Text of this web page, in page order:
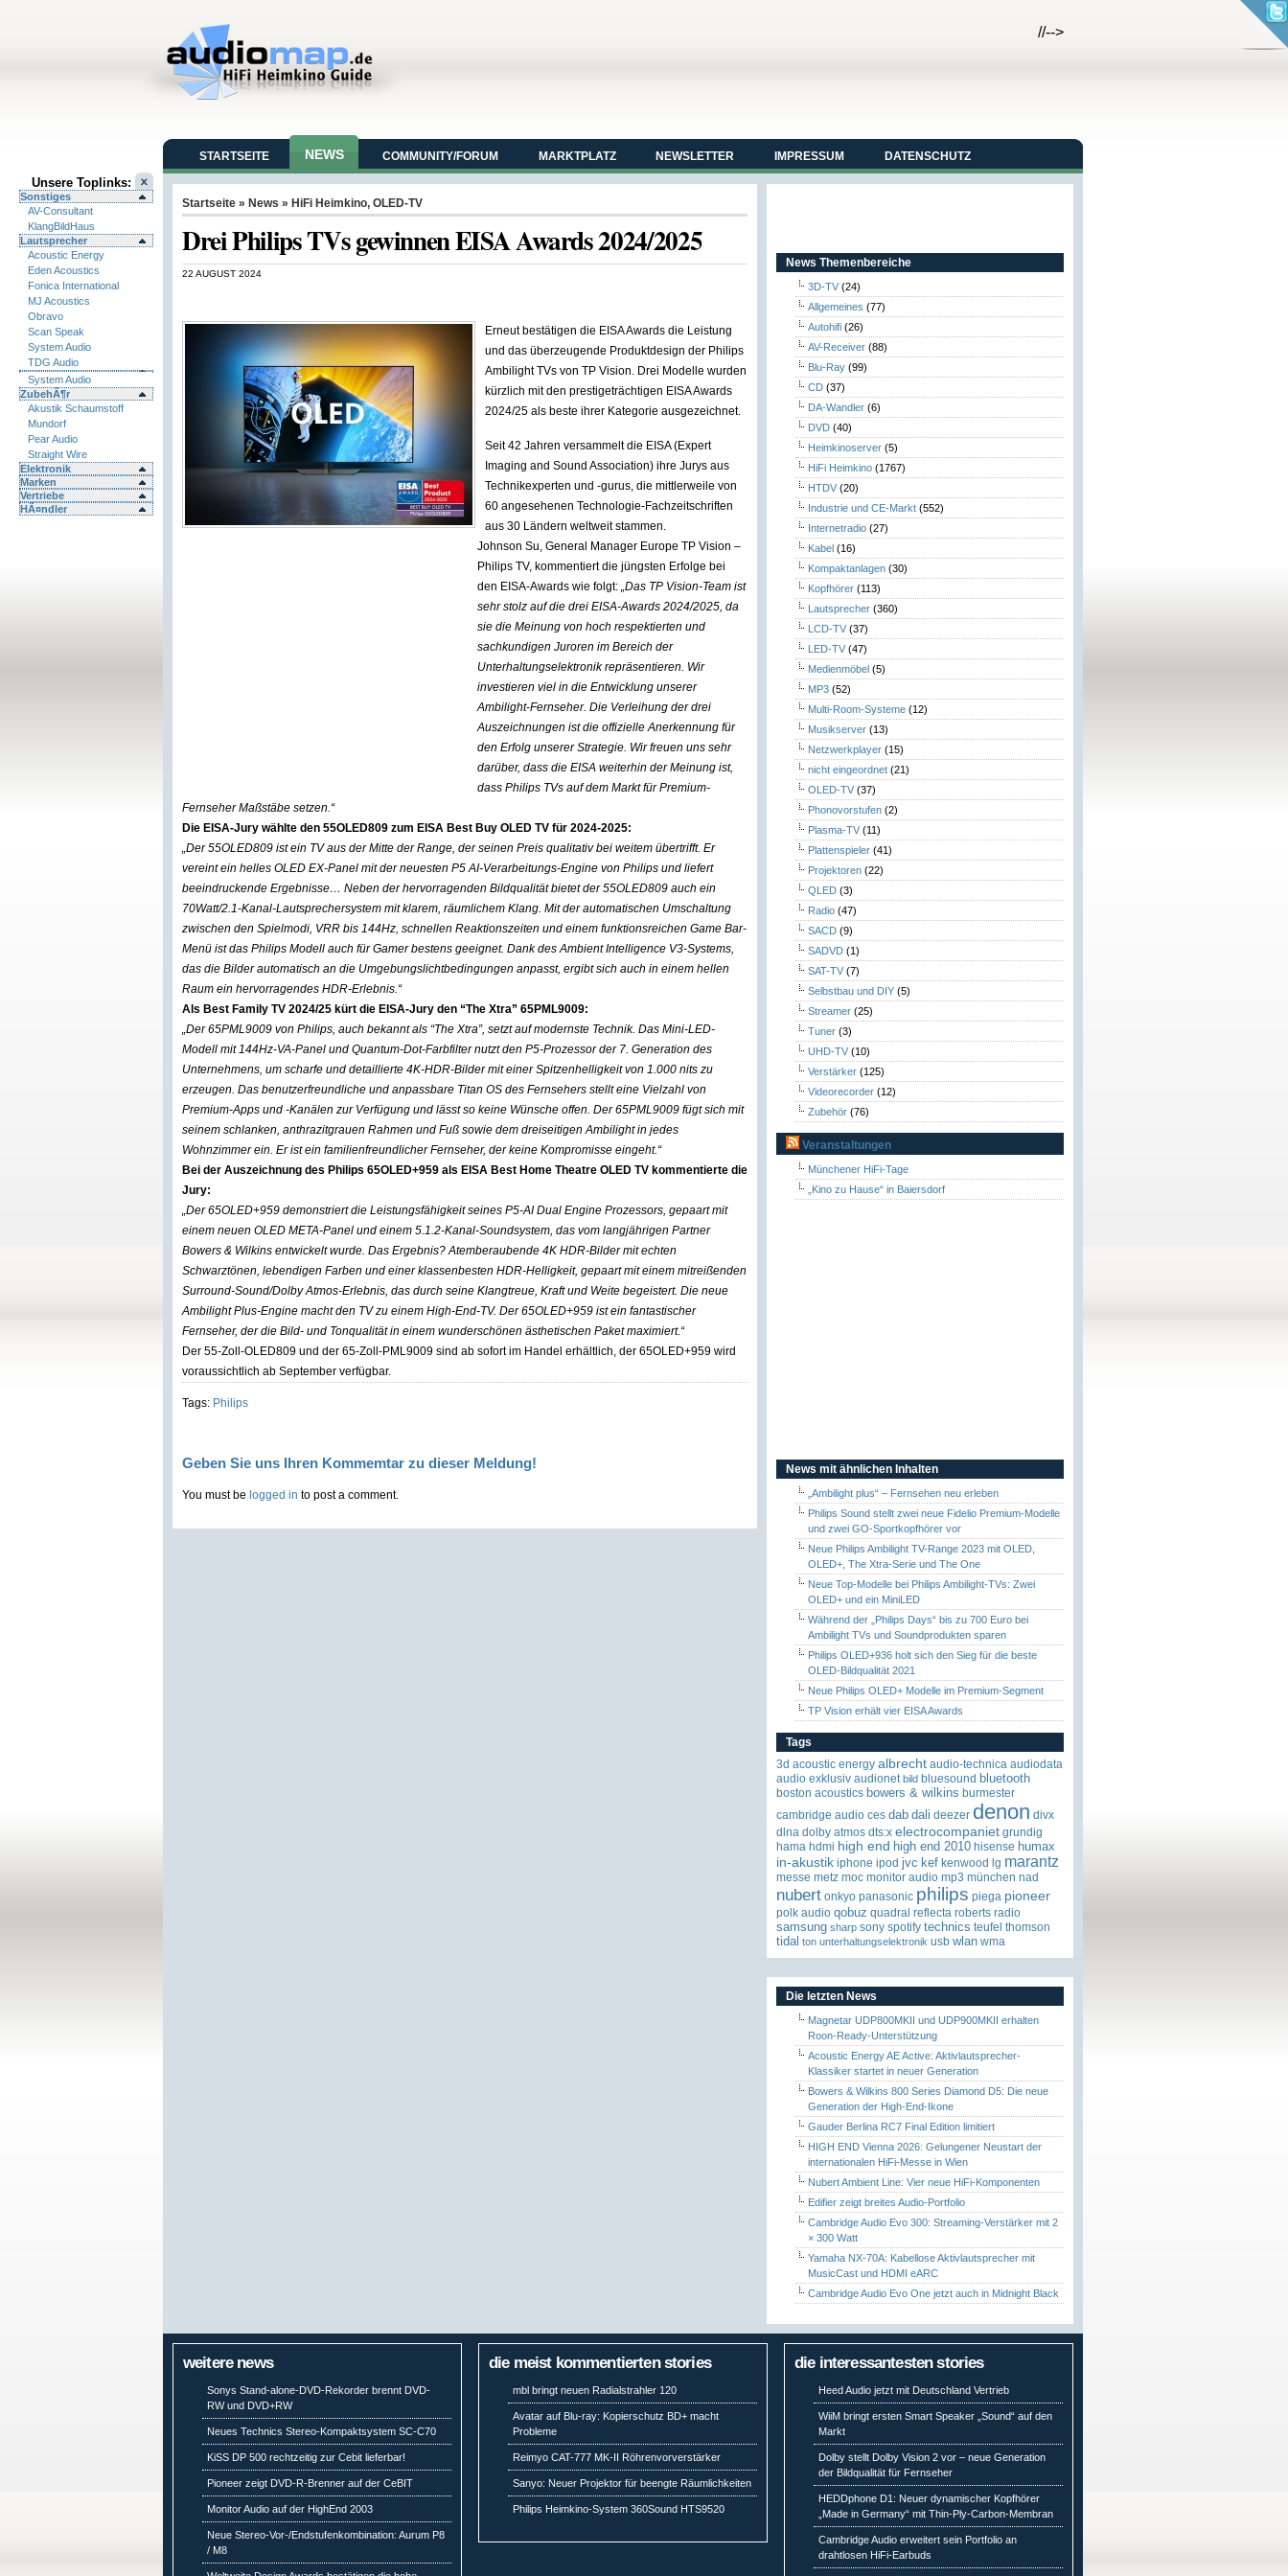
//-->
Unsere Toplinks:
Sonstiges
AV-Consultant
KlangBildHaus
Lautsprecher
Acoustic Energy
Eden Acoustics
Fonica International
MJ Acoustics
Obravo
Scan Speak
System Audio
TDG Audio
System Audio
ZubehÃ¶r
Akustik Schaumstoff
Mundorf
Pear Audio
Straight Wire
Elektronik
Marken
Vertriebe
HÃ¤ndler
STARTSEITE NEWS COMMUNITY/FORUM MARKTPLATZ NEWSLETTER IMPRESSUM DATENSCHUTZ
Startseite » News » HiFi Heimkino, OLED-TV
Drei Philips TVs gewinnen EISA Awards 2024/2025
22 AUGUST 2024
Erneut bestätigen die EISA Awards die Leistung
und das überzeugende Produktdesign der Philips
Ambilight TVs von TP Vision. Drei Modelle wurden
kürzlich mit den prestigeträchtigen EISA Awards
2024/25 als beste ihrer Kategorie ausgezeichnet.
Seit 42 Jahren versammelt die EISA (Expert
Imaging and Sound Association) ihre Jurys aus
Technikexperten und -gurus, die mittlerweile von
60 angesehenen Technologie-Fachzeitschriften
aus 30 Ländern weltweit stammen.
Johnson Su, General Manager Europe TP Vision –
Philips TV, kommentiert die jüngsten Erfolge bei
den EISA-Awards wie folgt: „Das TP Vision-Team ist
sehr stolz auf die drei EISA-Awards 2024/2025, da
sie die Meinung von hoch respektierten und
sachkundigen Juroren im Bereich der
Unterhaltungselektronik repräsentieren. Wir
investieren viel in die Entwicklung unserer
Ambilight-Fernseher. Die Verleihung der drei
Auszeichnungen ist die offizielle Anerkennung für
den Erfolg unserer Strategie. Wir freuen uns sehr
darüber, dass die EISA weiterhin der Meinung ist,
dass Philips TVs auf dem Markt für Premium-
Fernseher Maßstäbe setzen.“
Die EISA-Jury wählte den 55OLED809 zum EISA Best Buy OLED TV für 2024-2025:
„Der 55OLED809 ist ein TV aus der Mitte der Range, der seinen Preis qualitativ bei weitem übertrifft. Er
vereint ein helles OLED EX-Panel mit der neuesten P5 AI-Verarbeitungs-Engine von Philips und liefert
beeindruckende Ergebnisse… Neben der hervorragenden Bildqualität bietet der 55OLED809 auch ein
70Watt/2.1-Kanal-Lautsprechersystem mit klarem, räumlichem Klang. Mit der automatischen Umschaltung
zwischen den Spielmodi, VRR bis 144Hz, schnellen Reaktionszeiten und einem funktionsreichen Game Bar-
Menü ist das Philips Modell auch für Gamer bestens geeignet. Dank des Ambient Intelligence V3-Systems,
das die Bilder automatisch an die Umgebungslichtbedingungen anpasst, ergibt sich auch in einem hellen
Raum ein hervorragendes HDR-Erlebnis.“
Als Best Family TV 2024/25 kürt die EISA-Jury den “The Xtra” 65PML9009:
„Der 65PML9009 von Philips, auch bekannt als “The Xtra”, setzt auf modernste Technik. Das Mini-LED-
Modell mit 144Hz-VA-Panel und Quantum-Dot-Farbfilter nutzt den P5-Prozessor der 7. Generation des
Unternehmens, um scharfe und detaillierte 4K-HDR-Bilder mit einer Spitzenhelligkeit von 1.000 nits zu
erzeugen. Das benutzerfreundliche und anpassbare Titan OS des Fernsehers stellt eine Vielzahl von
Premium-Apps und -Kanälen zur Verfügung und lässt so keine Wünsche offen. Der 65PML9009 fügt sich mit
seinem schlanken, anthrazitgrauen Rahmen und Fuß sowie dem dreiseitigen Ambilight in jedes
Wohnzimmer ein. Er ist ein familienfreundlicher Fernseher, der keine Kompromisse eingeht.“
Bei der Auszeichnung des Philips 65OLED+959 als EISA Best Home Theatre OLED TV kommentierte die
Jury:
„Der 65OLED+959 demonstriert die Leistungsfähigkeit seines P5-AI Dual Engine Prozessors, gepaart mit
einem neuen OLED META-Panel und einem 5.1.2-Kanal-Soundsystem, das vom langjährigen Partner
Bowers & Wilkins entwickelt wurde. Das Ergebnis? Atemberaubende 4K HDR-Bilder mit echten
Schwarztönen, lebendigen Farben und einer klassenbesten HDR-Helligkeit, gepaart mit einem mitreißenden
Surround-Sound/Dolby Atmos-Erlebnis, das durch seine Klangtreue, Kraft und Weite begeistert. Die neue
Ambilight Plus-Engine macht den TV zu einem High-End-TV. Der 65OLED+959 ist ein fantastischer
Fernseher, der die Bild- und Tonqualität in einem wunderschönen ästhetischen Paket maximiert.“
Der 55-Zoll-OLED809 und der 65-Zoll-PML9009 sind ab sofort im Handel erhältlich, der 65OLED+959 wird
voraussichtlich ab September verfügbar.
Tags: Philips
Geben Sie uns Ihren Kommemtar zu dieser Meldung!
You must be logged in to post a comment.
News Themenbereiche
3D-TV (24)
Allgemeines (77)
Autohifi (26)
AV-Receiver (88)
Blu-Ray (99)
CD (37)
DA-Wandler (6)
DVD (40)
Heimkinoserver (5)
HiFi Heimkino (1767)
HTDV (20)
Industrie und CE-Markt (552)
Internetradio (27)
Kabel (16)
Kompaktanlagen (30)
Kopfhörer (113)
Lautsprecher (360)
LCD-TV (37)
LED-TV (47)
Medienmöbel (5)
MP3 (52)
Multi-Room-Systeme (12)
Musikserver (13)
Netzwerkplayer (15)
nicht eingeordnet (21)
OLED-TV (37)
Phonovorstufen (2)
Plasma-TV (11)
Plattenspieler (41)
Projektoren (22)
QLED (3)
Radio (47)
SACD (9)
SADVD (1)
SAT-TV (7)
Selbstbau und DIY (5)
Streamer (25)
Tuner (3)
UHD-TV (10)
Verstärker (125)
Videorecorder (12)
Zubehör (76)
Veranstaltungen
Münchener HiFi-Tage
„Kino zu Hause“ in Baiersdorf
News mit ähnlichen Inhalten
„Ambilight plus“ – Fernsehen neu erleben
Philips Sound stellt zwei neue Fidelio Premium-Modelle
und zwei GO-Sportkopfhörer vor
Neue Philips Ambilight TV-Range 2023 mit OLED,
OLED+, The Xtra-Serie und The One
Neue Top-Modelle bei Philips Ambilight-TVs: Zwei
OLED+ und ein MiniLED
Während der „Philips Days“ bis zu 700 Euro bei
Ambilight TVs und Soundprodukten sparen
Philips OLED+936 holt sich den Sieg für die beste
OLED-Bildqualität 2021
Neue Philips OLED+ Modelle im Premium-Segment
TP Vision erhält vier EISA Awards
Tags
3d acoustic energy albrecht audio-technica audiodata
audio exklusiv audionet bild bluesound bluetooth
boston acoustics bowers & wilkins burmester
cambridge audio ces dab dali deezer denon divx
dlna dolby atmos dts:x electrocompaniet grundig
hama hdmi high end high end 2010 hisense humax
in-akustik iphone ipod jvc kef kenwood lg marantz
messe metz moc monitor audio mp3 münchen nad
nubert onkyo panasonic philips piega pioneer
polk audio qobuz quadral reflecta roberts radio
samsung sharp sony spotify technics teufel thomson
tidal ton unterhaltungselektronik usb wlan wma
Die letzten News
Magnetar UDP800MKII und UDP900MKII erhalten
Roon-Ready-Unterstützung
Acoustic Energy AE Active: Aktivlautsprecher-
Klassiker startet in neuer Generation
Bowers & Wilkins 800 Series Diamond D5: Die neue
Generation der High-End-Ikone
Gauder Berlina RC7 Final Edition limitiert
HIGH END Vienna 2026: Gelungener Neustart der
internationalen HiFi-Messe in Wien
Nubert Ambient Line: Vier neue HiFi-Komponenten
Edifier zeigt breites Audio-Portfolio
Cambridge Audio Evo 300: Streaming-Verstärker mit 2
× 300 Watt
Yamaha NX-70A: Kabellose Aktivlautsprecher mit
MusicCast und HDMI eARC
Cambridge Audio Evo One jetzt auch in Midnight Black
weitere news
Sonys Stand-alone-DVD-Rekorder brennt DVD-
RW und DVD+RW
Neues Technics Stereo-Kompaktsystem SC-C70
KiSS DP 500 rechtzeitig zur Cebit lieferbar!
Pioneer zeigt DVD-R-Brenner auf der CeBIT
Monitor Audio auf der HighEnd 2003
Neue Stereo-Vor-/Endstufenkombination: Aurum P8
/ M8
die meist kommentierten stories
mbl bringt neuen Radialstrahler 120
Avatar auf Blu-ray: Kopierschutz BD+ macht
Probleme
Reimyo CAT-777 MK-II Röhrenvorverstärker
Sanyo: Neuer Projektor für beengte Räumlichkeiten
Philips Heimkino-System 360Sound HTS9520
die interessantesten stories
Heed Audio jetzt mit Deutschland Vertrieb
WiiM bringt ersten Smart Speaker „Sound“ auf den
Markt
Dolby stellt Dolby Vision 2 vor – neue Generation
der Bildqualität für Fernseher
HEDDphone D1: Neuer dynamischer Kopfhörer
„Made in Germany“ mit Thin-Ply-Carbon-Membran
Cambridge Audio erweitert sein Portfolio an
drahtlosen HiFi-Earbuds